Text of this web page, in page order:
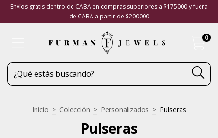
Envíos gratis dentro de CABA en compras superiores a $175000 y fuera
de CABA a partir de $200000
0
Inicio > Colección > Personalizados > Pulseras
Pulseras